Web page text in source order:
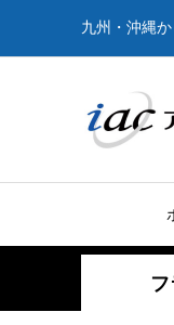
九州・沖縄